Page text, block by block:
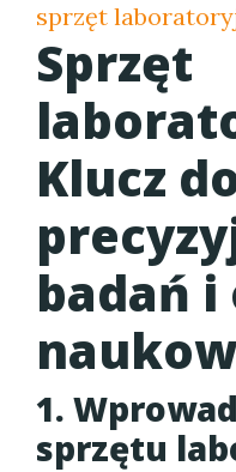
sprzęt
Sprzęt
Klucz
badań
1.
sprzętu